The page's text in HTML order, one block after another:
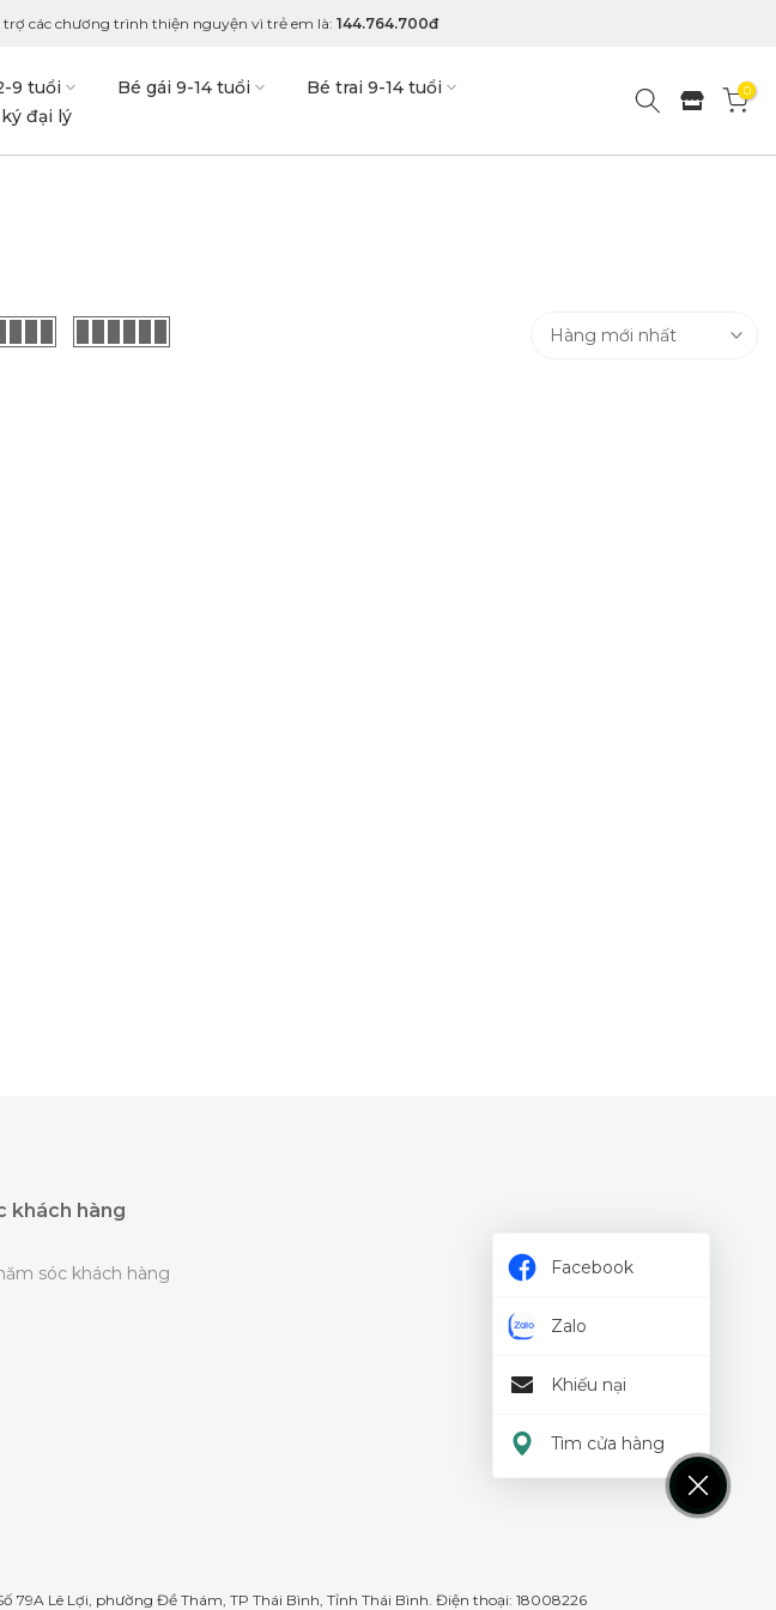
các chương trình thiện nguyện vì trẻ em là: 144.764.700đ
9 tuổi Bé gái 9-14 tuổi
Bé trai 9-14 tuổi
đại lý
0
Hàng mới nhất
khách hàng
sóc khách hàng
79A Lê Lợi, phường Đề Thám, TP Thái Bình, Tỉnh Thái Bình. Điện thoại: 18008226
Facebook
Zalo
Khiếu nại
Tìm cửa hàng